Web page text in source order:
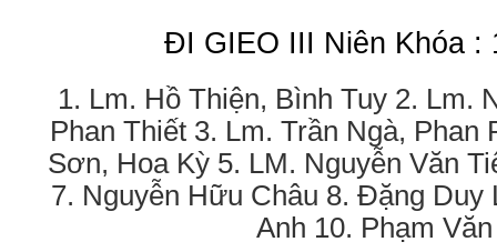
ĐI GIEO III Niên Khóa :
1. Lm. Hồ Thiện, Bình Tuy 2. Lm.
Phan Thiết 3. Lm. Trần Ngà, Phan
Sơn, Hoa Kỳ 5. LM. Nguyễn Văn
7. Nguyễn Hữu Châu 8. Đặng Duy
Anh 10. Phạm